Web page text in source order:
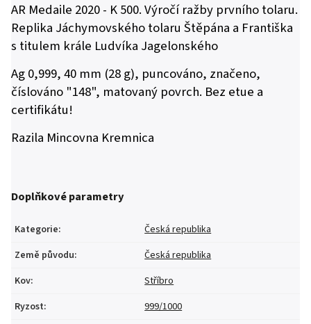
AR Medaile 2020 - K 500. Výročí ražby prvního tolaru.
Replika Jáchymovského tolaru Štěpána a Františka
s titulem krále Ludvíka Jagelonského
Ag 0,999, 40 mm (28 g), puncováno, značeno,
číslováno "148", matovaný povrch. Bez etue a
certifikátu!
Razila Mincovna Kremnica
Doplňkové parametry
Kategorie:
Česká republika
Země původu:
Česká republika
Kov:
Stříbro
Ryzost:
999/1000